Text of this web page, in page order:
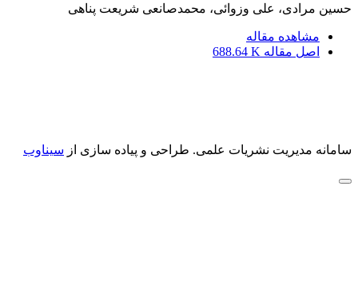
حسین مرادی، علی وزوائی، محمدصانعی شریعت پناهی
مشاهده مقاله
اصل مقاله 688.64 K
سامانه مدیریت نشریات علمی. طراحی و پیاده سازی از سیناوب